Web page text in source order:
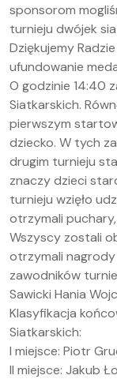
sponsorom
turnieju dwójek
Dziękujemy
ufundowanie
O godzinie 14:40
Siatkarskich.
pierwszym
dziecko. W tych
drugim turnieju
znaczy dzieci
turnieju wzięło
otrzymali
Wszyscy zostali
otrzymali nagrody
zawodników
Sawicki Hania
Klasyfikacja
Siatkarskich:
I miejsce: Piotr
II miejsce: Jakub